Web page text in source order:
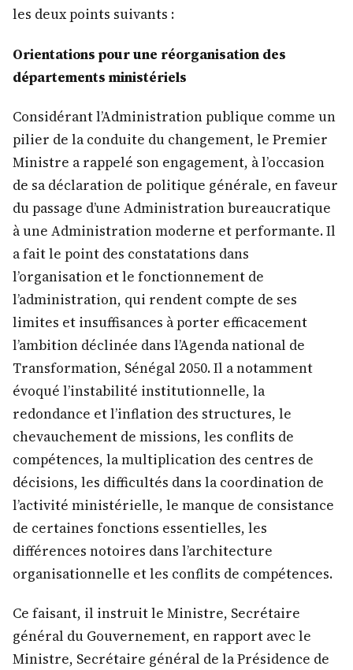
les deux points suivants :
Orientations pour une réorganisation des
départements ministériels
Considérant l’Administration publique comme un
pilier de la conduite du changement, le Premier
Ministre a rappelé son engagement, à l’occasion
de sa déclaration de politique générale, en faveur
du passage d’une Administration bureaucratique
à une Administration moderne et performante. Il
a fait le point des constatations dans
l’organisation et le fonctionnement de
l’administration, qui rendent compte de ses
limites et insuffisances à porter efficacement
l’ambition déclinée dans l’Agenda national de
Transformation, Sénégal 2050. Il a notamment
évoqué l’instabilité institutionnelle, la
redondance et l’inflation des structures, le
chevauchement de missions, les conflits de
compétences, la multiplication des centres de
décisions, les difficultés dans la coordination de
l’activité ministérielle, le manque de consistance
de certaines fonctions essentielles, les
différences notoires dans l’architecture
organisationnelle et les conflits de compétences.
Ce faisant, il instruit le Ministre, Secrétaire
général du Gouvernement, en rapport avec le
Ministre, Secrétaire général de la Présidence de